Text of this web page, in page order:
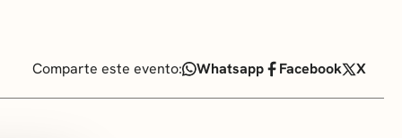
Comparte este evento: Whatsapp Facebook X